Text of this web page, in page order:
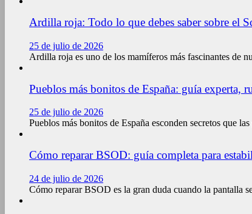
Ardilla roja: Todo lo que debes saber sobre el
25 de julio de 2026
Ardilla roja es uno de los mamíferos más fascinantes de
Pueblos más bonitos de España: guía experta,
25 de julio de 2026
Pueblos más bonitos de España esconden secretos que
Cómo reparar BSOD: guía completa para
24 de julio de 2026
Cómo reparar BSOD es la gran duda cuando la pantalla